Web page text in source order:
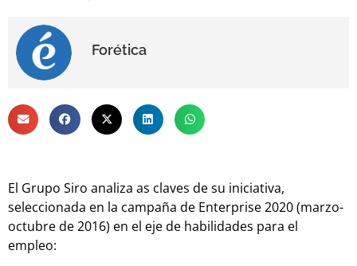
Forética
El Grupo Siro analiza as claves de su iniciativa,
seleccionada en la campaña de Enterprise 2020 (marzo-
octubre de 2016) en el eje de habilidades para el
empleo: